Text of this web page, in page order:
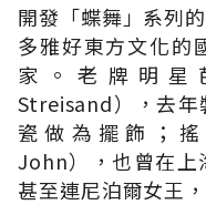
開發「蝶舞」系列
多雅好東方文化的
家。老牌明星
Streisand），去年
瓷做為擺飾；
John），也曾在上
甚至連尼泊爾女王